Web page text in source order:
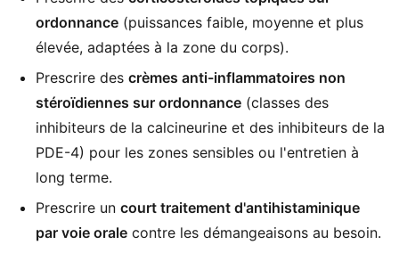
ordonnance (puissances faible, moyenne et plus
élevée, adaptées à la zone du corps).
Prescrire des crèmes anti-inflammatoires non
stéroïdiennes sur ordonnance (classes des
inhibiteurs de la calcineurine et des inhibiteurs de la
PDE-4) pour les zones sensibles ou l'entretien à
long terme.
Prescrire un court traitement d'antihistaminique
par voie orale contre les démangeaisons au besoin.